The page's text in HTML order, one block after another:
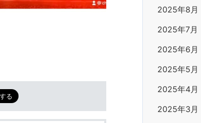
2025年8月
2025年7月
2025年6月
2025年5月
2025年4月
2025年3月